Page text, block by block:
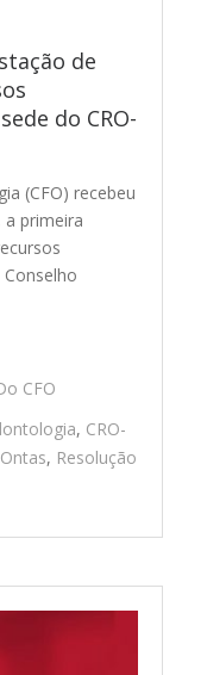
de
do CRO-
(CFO) recebeu
primeira
CFO
, CRO-
, Resolução